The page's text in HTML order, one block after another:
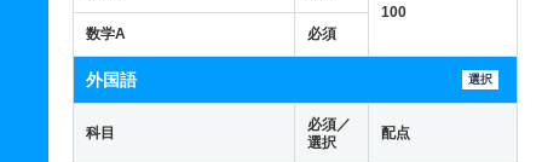
100
数学A
必須
外国語 選択
科目
必須／
選択
配点